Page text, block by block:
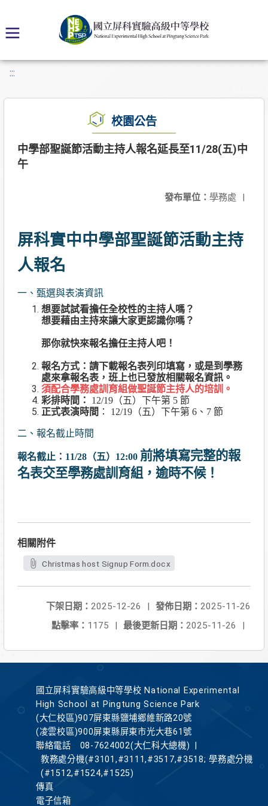
:::
校園公告
中學部聖誕節活動主持人報名延長至11/28(五)中
午
發布單位： 學務處 |
屏科實中中學部聖誕節活動主持
人報名
一、甄選與表演資訊
想要試試看擔任全校性的主持人嗎？
想要藉由主持來讓大家更認識你嗎？
那你就快來報名擔任主持人吧！
報名方式：請下載報名表列印填寫，或是到學務
處來拿報名表，班上也已發放相關報名資訊。
須配合學務處訓育組做聖誕節主持人的培訓。
彩排時間：
12/19（五）下午第 5 節
正式表演時間 ： 12/19（五）下午第 6、7 節
二、報名截止時間
報名截止：11/28（五）12:00 前將填寫完整的報
名表交至學務處訓育組，逾時不候！
相關附件
Christmas host Signup Form.docx
發佈日期： 2025-11-26
下架日期： 2025-12-26
|
最後更新日期： 2025-11-26 |
點擊率： 1175 |
國立屏科實驗高級中等學校 National Experimental
High School at Pingtung Science Park
(大仁校區)907屏東縣鹽埔鄉維新路20號
(凌雲校區)900屏東縣屏東市光大巷61號
聯絡電話
08-7624002(大仁科大總機)
教務處分機(#3101,#3111,#3517,#3518; 學務處分機
(#1512,#1524,#1525)
傳真
電子信箱